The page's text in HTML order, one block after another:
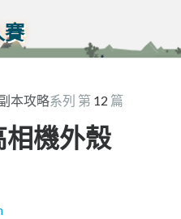
賽
本攻略系列 第 12 篇
機外殼